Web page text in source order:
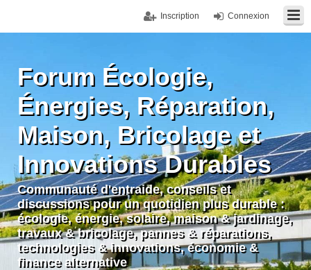
Connexion
Inscription
Forum Écologie,
Énergies, Réparation,
Maison, Bricolage et
Innovations Durables
Communauté d'entraide, conseils et
discussions pour un quotidien plus durable :
écologie, énergie, solaire, maison & jardinage,
travaux & bricolage, pannes & réparations,
technologies & innovations, économie &
finance alternative